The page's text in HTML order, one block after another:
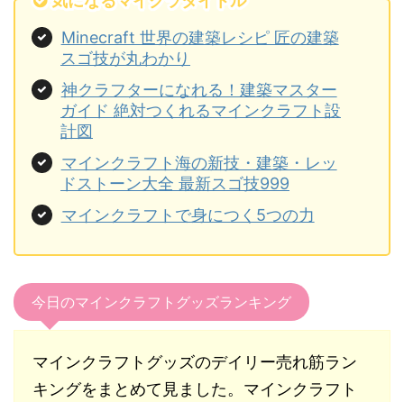
Minecraft 世界の建築レシピ 匠の建築
スゴ技が丸わかり
神クラフターになれる！建築マスター
ガイド 絶対つくれるマインクラフト設
計図
マインクラフト海の新技・建築・レッ
ドストーン大全 最新スゴ技999
マインクラフトで身につく5つの力
今日のマインクラフトグッズランキング
マインクラフトグッズのデイリー売れ筋ラン
キングをまとめて見ました。マインクラフト